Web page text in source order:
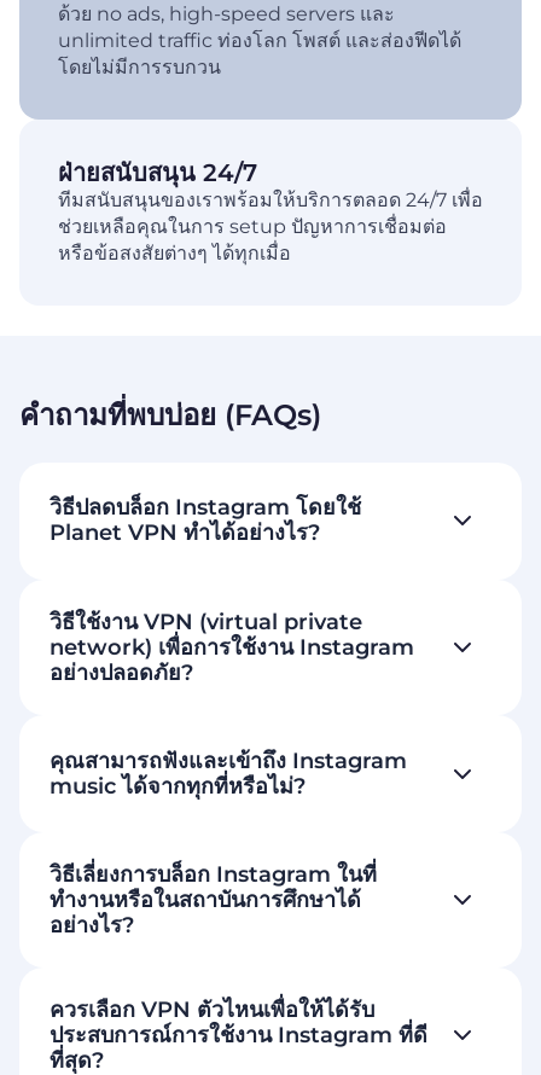
ด้วย no ads, high-speed servers และ
unlimited traffic ท่องโลก โพสต์ และส่องฟีดได้
โดยไม่มีการรบกวน
ฝ่ายสนับสนุน 24/7
ทีมสนับสนุนของเราพร้อมให้บริการตลอด 24/7 เพื่อ
ช่วยเหลือคุณในการ setup ปัญหาการเชื่อมต่อ
หรือข้อสงสัยต่างๆ ได้ทุกเมื่อ
คำถามที่พบบ่อย (FAQs)
วิธีปลดบล็อก Instagram โดยใช้
Planet VPN ทำได้อย่างไร?
วิธีใช้งาน VPN (virtual private
network) เพื่อการใช้งาน Instagram
อย่างปลอดภัย?
คุณสามารถฟังและเข้าถึง Instagram
music ได้จากทุกที่หรือไม่?
วิธีเลี่ยงการบล็อก Instagram ในที่
ทำงานหรือในสถาบันการศึกษาได้
อย่างไร?
ควรเลือก VPN ตัวไหนเพื่อให้ได้รับ
ประสบการณ์การใช้งาน Instagram ที่ดี
ที่สุด?